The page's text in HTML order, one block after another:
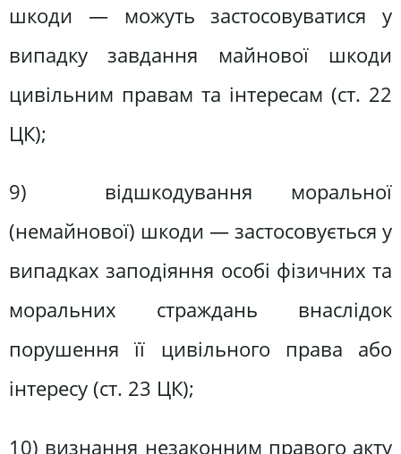
шкоди — можуть застосовуватися у
випадку завдання майнової шкоди
цивільним правам та інтересам (ст. 22
ЦК);
9) відшкодування моральної
(немайнової) шкоди — застосовується у
випадках заподіяння особі фізичних та
моральних страждань внаслідок
порушення її цивільного права або
інтересу (ст. 23 ЦК);
10) визнання незаконним правого акту